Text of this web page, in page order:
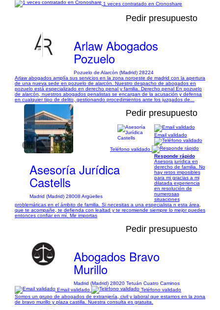
1 veces contratado en Cronoshare
Pedir presupuesto
Arlaw Abogados
Pozuelo
Pozuelo de Alarcón (Madrid) 28224
Arlaw abogados amplía sus servicios en la zona noroeste de madrid con la apertura
de una nueva sede en pozuelo de alarcón. Nuestro despacho de abogados en
pozuelo está especializado en derecho penal y familia. Derecho penal En pozuelo
de alarcón, nuestros abogados penalistas se encargan de la acusación y defensa
en cualquier tipo de delito, gestionando procedimientos ante los juzgados de...
1/1
Pedir presupuesto
Asesoría Jurídica
Castells
Madrid (Madrid) 28008 Argüelles
Email validado
Teléfono validado
Responde rápido
Asesora jurídica en
derecho de familia. No
hay retos imposibles
para mi gracias a mi
dilatada experiencia
en resolución de
numerosas
situaciones
problemáticas en el ámbito de familia. Si necesitas a una especialista n esta área,
que te acompañe, te defienda con lealtad y te recomiende siempre lo mejor puedes
entonces confiar en mí. Me importas
Pedir presupuesto
Abogados Bravo
Murillo
Madrid (Madrid) 28020 Tetuán Cuatro Caminos
Email validado
Teléfono validado
Somos un grupo de abogados de extranjería, civil y laboral que estamos en la zona
de bravo murillo y plaza castilla. Nuestra consulta es gratuita.